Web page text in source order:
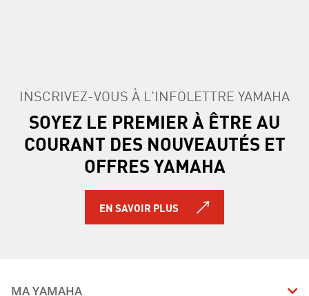
INSCRIVEZ-VOUS À L'INFOLETTRE YAMAHA
SOYEZ LE PREMIER À ÊTRE AU
COURANT DES NOUVEAUTÉS ET
OFFRES YAMAHA
EN SAVOIR PLUS
MA YAMAHA